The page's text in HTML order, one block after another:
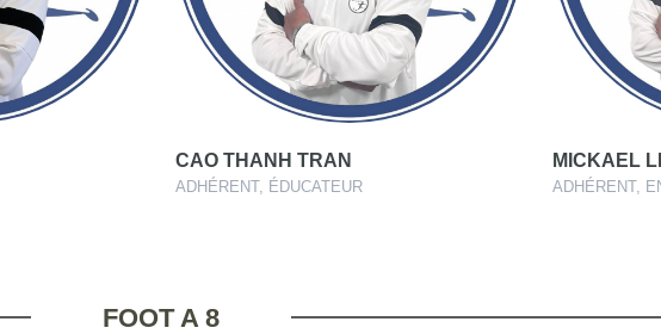
CAO THANH TRAN
ADHÉRENT, ÉDUCATEUR
MICKAEL
ADHÉRENT,
FOOT A 8